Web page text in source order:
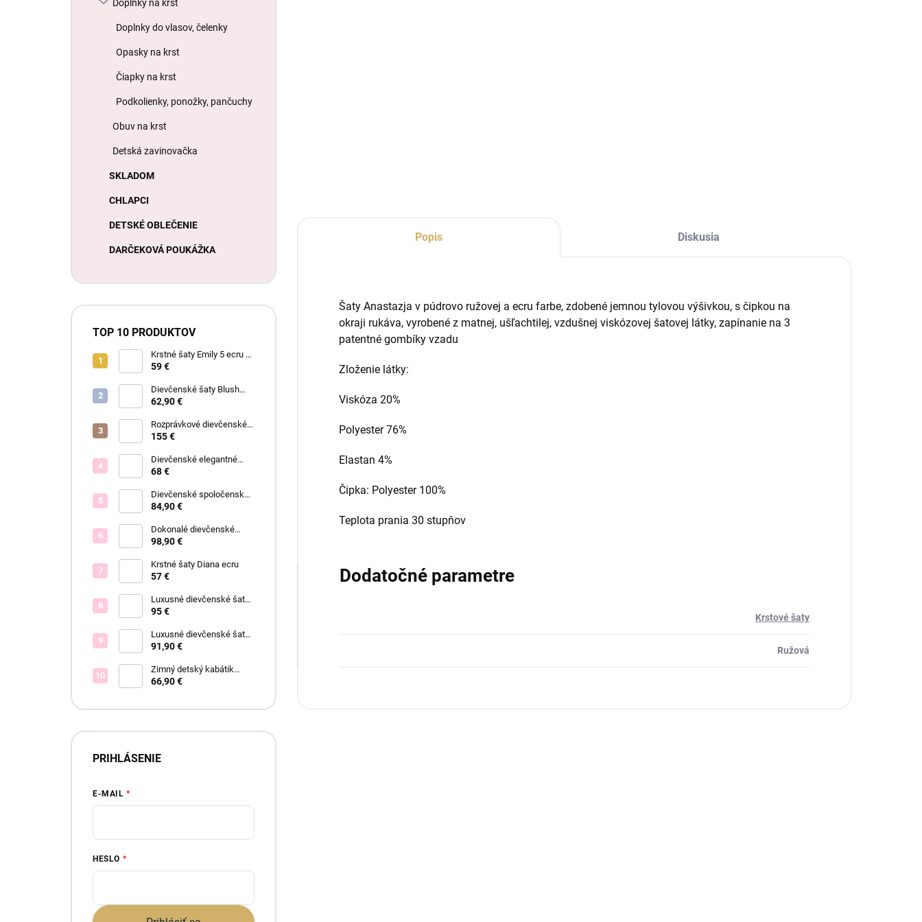
Doplnky na krst
Doplnky do vlasov, čelenky
Opasky na krst
Čiapky na krst
Podkolienky, ponožky, pančuchy
Obuv na krst
Detská zavinovačka
SKLADOM
CHLAPCI
DETSKÉ OBLEČENIE
DARČEKOVÁ POUKÁŽKA
TOP 10 PRODUKTOV
Krstné šaty Emily 5 ecru s
čipkou
59 €
Dievčenské šaty Blush
Grace pink
62,90 €
Rozprávkové dievčenské
šaty Fiona
155 €
Dievčenské elegantné
šaty Lisa
68 €
Dievčenské spoločenské
šaty Olivia ružové
84,90 €
Dokonalé dievčenské
spoločenské šaty Bianca
98,90 €
Krstné šaty Diana ecru
57 €
Luxusné dievčenské šaty
Blush Bloom
95 €
Luxusné dievčenské šaty
Elsa blue
91,90 €
Zimný detský kabátik
BOUCLE - viac farieb
66,90 €
PRIHLÁSENIE
E-MAIL
HESLO
Popis Diskusia
Šaty Anastazja v púdrovo ružovej a ecru farbe, zdobené jemnou tylovou výšivkou, s čipkou na
okraji rukáva, vyrobené z matnej, ušľachtilej, vzdušnej viskózovej šatovej látky, zapínanie na 3
patentné gombíky vzadu
Zloženie látky:
Viskóza 20%
Polyester 76%
Elastan 4%
Čipka: Polyester 100%
Teplota prania 30 stupňov
Dodatočné parametre
Krstové šaty
Ružová